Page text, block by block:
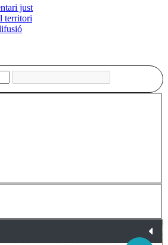
just
territori